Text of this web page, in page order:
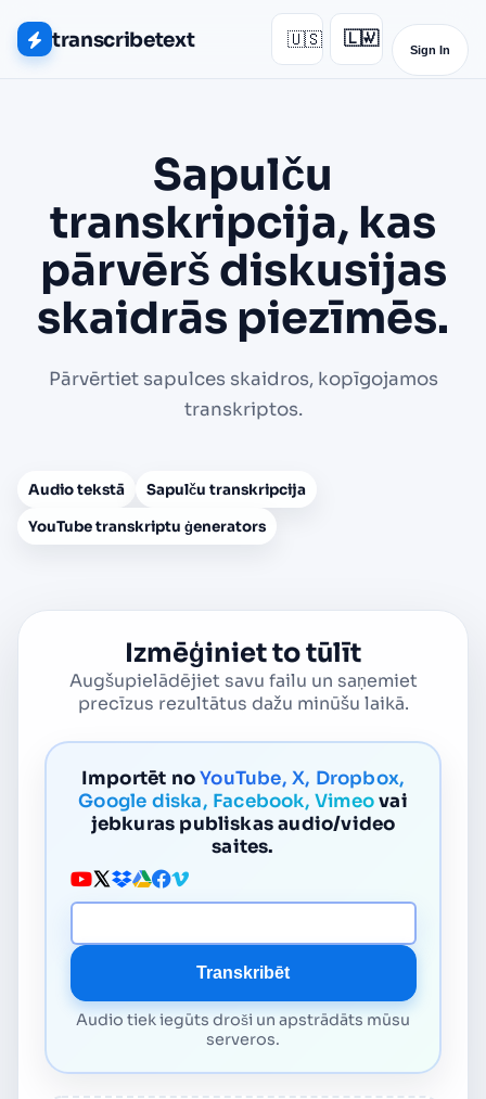
transcribetext 🇺🇸 🇱🇻
▾
Sign In
Sapulču
transkripcija, kas
pārvērš diskusijas
skaidrās piezīmēs.
Pārvērtiet sapulces skaidros, kopīgojamos
transkriptos.
Audio tekstā
Sapulču transkripcija
YouTube transkriptu ģenerators
Izmēģiniet to tūlīt
Augšupielādējiet savu failu un saņemiet
precīzus rezultātus dažu minūšu laikā.
Importēt noYouTube, X, Dropbox,
Google diska, Facebook, Vimeovai
jebkuras publiskas audio/video
saites.
Multivides URL
Transkribēt
Audio tiek iegūts droši un apstrādāts mūsu
serveros.